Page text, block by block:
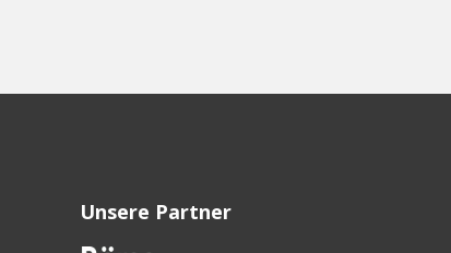
Unsere Partner